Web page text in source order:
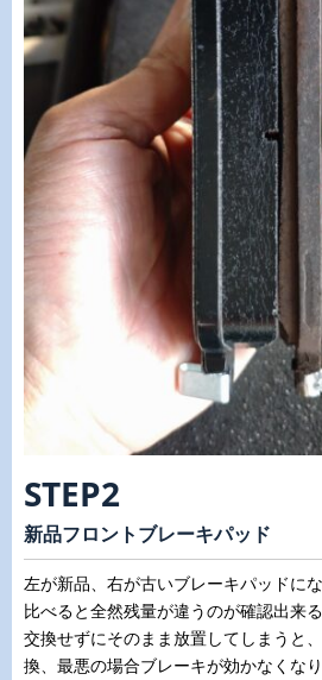
STEP2
新品フロントブレーキパッド
左が新品、右が古いブレーキパッドにな
比べると全然残量が違うのが確認出来
交換せずにそのまま放置してしまうと
換、最悪の場合ブレーキが効かなくな